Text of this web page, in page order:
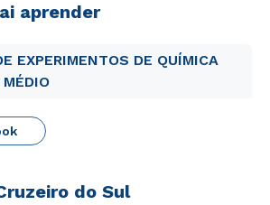
aprender
EXPERIMENTOS DE QUÍMICA
do Sul